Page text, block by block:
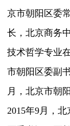
京市朝阳区委
长，北京商务
技术哲学专业
市朝阳区委副
月，北京市朝
2015年9月，